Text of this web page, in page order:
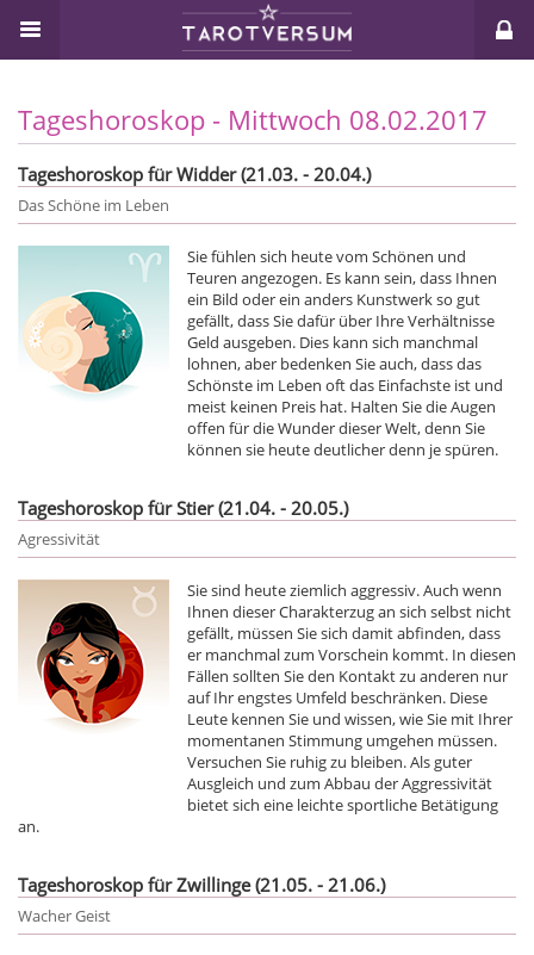
Tageshoroskop - Mittwoch 08.02.2017
Tageshoroskop für Widder (21.03. - 20.04.)
Das Schöne im Leben
Sie fühlen sich heute vom Schönen und
Teuren angezogen. Es kann sein, dass Ihnen
ein Bild oder ein anders Kunstwerk so gut
gefällt, dass Sie dafür über Ihre Verhältnisse
Geld ausgeben. Dies kann sich manchmal
lohnen, aber bedenken Sie auch, dass das
Schönste im Leben oft das Einfachste ist und
meist keinen Preis hat. Halten Sie die Augen
offen für die Wunder dieser Welt, denn Sie
können sie heute deutlicher denn je spüren.
Tageshoroskop für Stier (21.04. - 20.05.)
Agressivität
Sie sind heute ziemlich aggressiv. Auch wenn
Ihnen dieser Charakterzug an sich selbst nicht
gefällt, müssen Sie sich damit abfinden, dass
er manchmal zum Vorschein kommt. In diesen
Fällen sollten Sie den Kontakt zu anderen nur
auf Ihr engstes Umfeld beschränken. Diese
Leute kennen Sie und wissen, wie Sie mit Ihrer
momentanen Stimmung umgehen müssen.
Versuchen Sie ruhig zu bleiben. Als guter
Ausgleich und zum Abbau der Aggressivität
bietet sich eine leichte sportliche Betätigung
an.
Tageshoroskop für Zwillinge (21.05. - 21.06.)
Wacher Geist